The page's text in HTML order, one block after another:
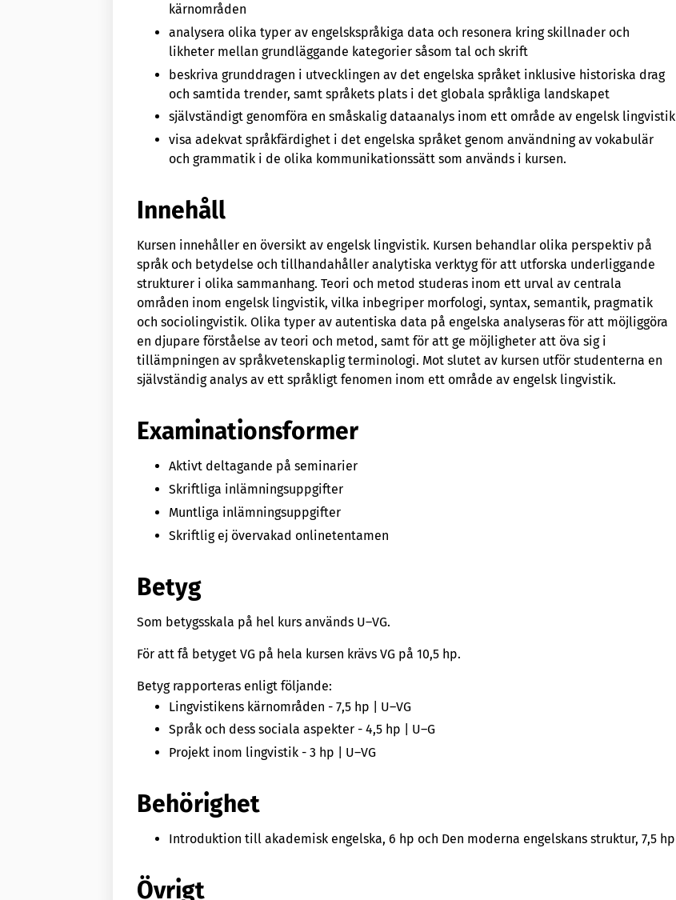
kärnområden
analysera olika typer av engelskspråkiga data och resonera kring skillnader och
likheter mellan grundläggande kategorier såsom tal och skrift
beskriva grunddragen i utvecklingen av det engelska språket inklusive historiska drag
och samtida trender, samt språkets plats i det globala språkliga landskapet
självständigt genomföra en småskalig dataanalys inom ett område av engelsk lingvistik
visa adekvat språkfärdighet i det engelska språket genom användning av vokabulär
och grammatik i de olika kommunikationssätt som används i kursen.
Innehåll
Kursen innehåller en översikt av engelsk lingvistik. Kursen behandlar olika perspektiv på
språk och betydelse och tillhandahåller analytiska verktyg för att utforska underliggande
strukturer i olika sammanhang. Teori och metod studeras inom ett urval av centrala
områden inom engelsk lingvistik, vilka inbegriper morfologi, syntax, semantik, pragmatik
och sociolingvistik. Olika typer av autentiska data på engelska analyseras för att möjliggöra
en djupare förståelse av teori och metod, samt för att ge möjligheter att öva sig i
tillämpningen av språkvetenskaplig terminologi. Mot slutet av kursen utför studenterna en
självständig analys av ett språkligt fenomen inom ett område av engelsk lingvistik.
Examinationsformer
Aktivt deltagande på seminarier
Skriftliga inlämningsuppgifter
Muntliga inlämningsuppgifter
Skriftlig ej övervakad onlinetentamen
Betyg
Som betygsskala på hel kurs används U–VG.
För att få betyget VG på hela kursen krävs VG på 10,5 hp.
Betyg rapporteras enligt följande:
Lingvistikens kärnområden - 7,5 hp | U–VG
Språk och dess sociala aspekter - 4,5 hp | U–G
Projekt inom lingvistik - 3 hp | U–VG
Behörighet
Introduktion till akademisk engelska, 6 hp och Den moderna engelskans struktur, 7,5 hp
Övrigt